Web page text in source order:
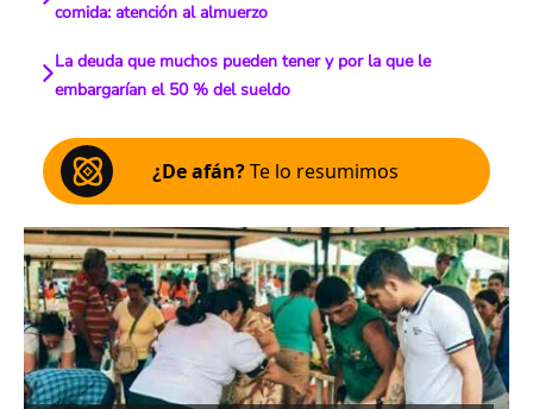
comida: atención al almuerzo
La deuda que muchos pueden tener y por la que le
embargarían el 50 % del sueldo
¿De afán?Te lo resumimos